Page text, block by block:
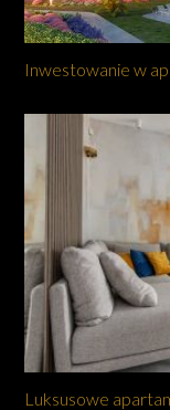
Inwestowanie w
Luksusowe